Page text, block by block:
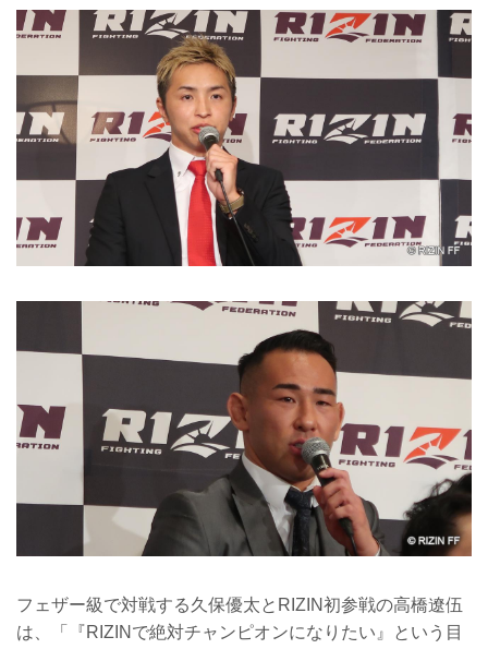
フェザー級で対戦する久保優太とRIZIN初参戦の高橋遼伍
は、「『RIZINで絶対チャンピオンになりたい』という目